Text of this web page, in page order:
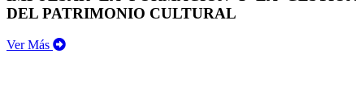
DEL PATRIMONIO CULTURAL
Ver Más